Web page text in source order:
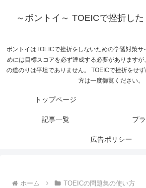
～ボントイ～ TOEICで挫折し
ボントイはTOEICで挫折をしないための学習対策サ
めには目標スコアを必ず達成する必要があります
の道のりは平坦でありません。 TOEICで挫折をせ
方は一度御覧ください。
トップページ
記事一覧 プ
広告ポリシー
ホーム TOEICの問題集の使い方